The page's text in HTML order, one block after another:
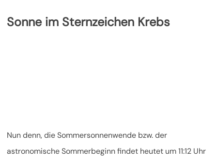
Sonne im Sternzeichen Krebs
Nun denn, die Sommersonnenwende bzw. der
astronomische Sommerbeginn findet heutet um 11:12 Uhr